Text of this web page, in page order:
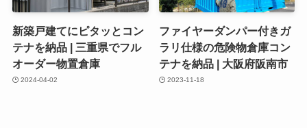
新築戸建てにピタッとコン
テナを納品 | 三重県でフル
オーダー物置倉庫
2024-04-02
ファイヤーダンパー付きガ
ラリ仕様の危険物倉庫コン
テナを納品 | 大阪府阪南市
2023-11-18